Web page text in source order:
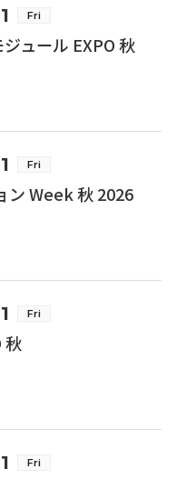
Fri
ュール EXPO 秋
Fri
ン Week 秋 2026
Fri
秋
Fri